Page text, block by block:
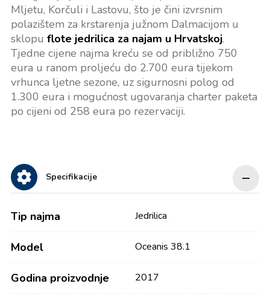
Mljetu, Korčuli i Lastovu, što je čini izvrsnim
polazištem za krstarenja južnom Dalmacijom u
sklopu flote jedrilica za najam u Hrvatskoj.
Tjedne cijene najma kreću se od približno 750
eura u ranom proljeću do 2.700 eura tijekom
vrhunca ljetne sezone, uz sigurnosni polog od
1.300 eura i mogućnost ugovaranja charter paketa
po cijeni od 258 eura po rezervaciji.
Specifikacije
Tip najma Jedrilica
Model Oceanis 38.1
Godina proizvodnje 2017